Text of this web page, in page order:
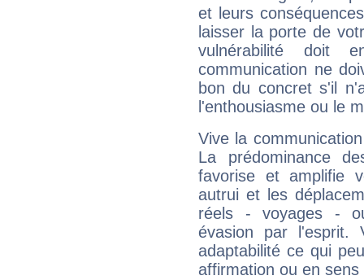
et leurs
laisser la porte de
vulnérabilité doit
communication ne
bon du concret s'il
l'enthousiasme ou le
Vive la
La prédominance
favorise et amplifie
autrui et les
réels - voyages -
évasion par l'esprit.
adaptabilité ce qui
affirmation ou en